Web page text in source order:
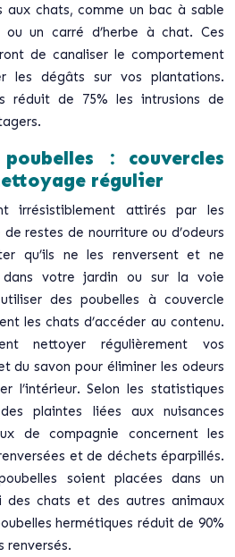
aux chats, comme un bac à sable
un carré d’herbe à chat. Ces
de canaliser le comportement
les dégâts sur vos plantations.
réduit de 75% les intrusions de
: couvercles
régulier
irrésistiblement attirés par les
restes de nourriture ou d’odeurs
qu’ils ne les renversent et ne
dans votre jardin ou sur la voie
des poubelles à couvercle
les chats d’accéder au contenu.
nettoyer régulièrement vos
du savon pour éliminer les odeurs
l’intérieur. Selon les statistiques
plaintes liées aux nuisances
de compagnie concernent les
et de déchets éparpillés.
soient placées dans un
des chats et des autres animaux
hermétiques réduit de 90%
renversés.